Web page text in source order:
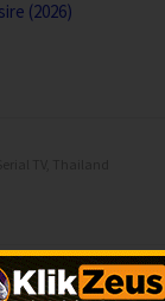
(2026)
Fiction,Thriller,Brazil